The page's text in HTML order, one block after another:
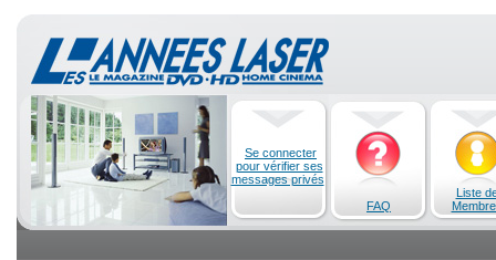
Se connecter
pour vérifier ses
messages privés
FAQ
Liste